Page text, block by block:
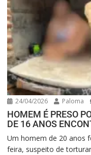
24/04/2026 Paloma
HOMEM É PRESO
DE 16 ANOS
Um homem de 20 anos
feira, suspeito de